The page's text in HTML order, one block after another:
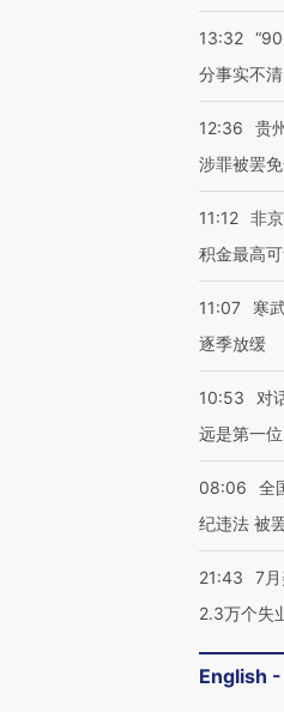
13:32
分事实不清
12:36
贵
涉罪被罢
11:12 非
积金最高
11:07
寒
逐季放缓
10:53
对
远是第一位
08:06
全
纪违法 被
21:43
7
2.3万个失
English